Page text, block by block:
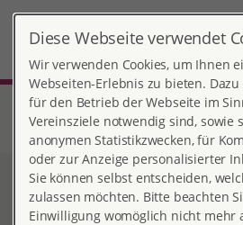
Start
Baden-Württemberg
Beratungsstelle Grüner Turm
Schwangerschaftskonfliktberatung
Diese Webseite verwendet
Wir verwenden Cookies, um Ihnen
Webseiten-Erlebnis zu bieten. Dazu
für den Betrieb der Webseite im
Vereinsziele notwendig sind, sowie
anonymen Statistikzwecken, für
oder zur Anzeige personalisierter
Sie können selbst entscheiden,
zulassen möchten. Bitte beachten
Einwilligung womöglich nicht mehr